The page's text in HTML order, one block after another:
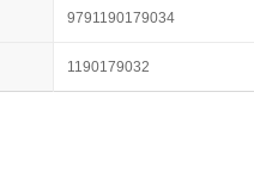
9791190179034
1190179032